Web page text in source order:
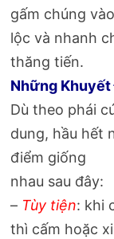
gấm chúng
lộc và nhanh
thăng tiến.
Những Khuyết
Dù theo phái
dung, hầu hết
điểm giống
nhau sau đây:
– Tùy tiện: khi
thì cấm hoặc